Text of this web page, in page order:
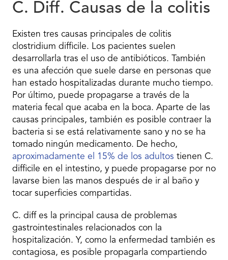
C. Diff. Causas de la colitis
Existen tres causas principales de colitis
clostridium difficile. Los pacientes suelen
desarrollarla tras el uso de antibióticos. También
es una afección que suele darse en personas que
han estado hospitalizadas durante mucho tiempo.
Por último, puede propagarse a través de la
materia fecal que acaba en la boca. Aparte de las
causas principales, también es posible contraer la
bacteria si se está relativamente sano y no se ha
tomado ningún medicamento. De hecho,
aproximadamente el 15% de los adultos tienen C.
difficile en el intestino, y puede propagarse por no
lavarse bien las manos después de ir al baño y
tocar superficies compartidas.
C. diff es la principal causa de problemas
gastrointestinales relacionados con la
hospitalización. Y, como la enfermedad también es
contagiosa, es posible propagarla compartiendo